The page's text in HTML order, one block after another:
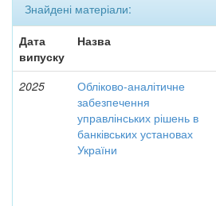
Знайдені матеріали:
Дата
випуску
Назва
2025
Обліково-аналітичне
забезпечення
управлінських рішень в
банківських установах
України